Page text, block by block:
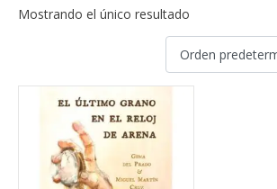
Mostrando el único resultado